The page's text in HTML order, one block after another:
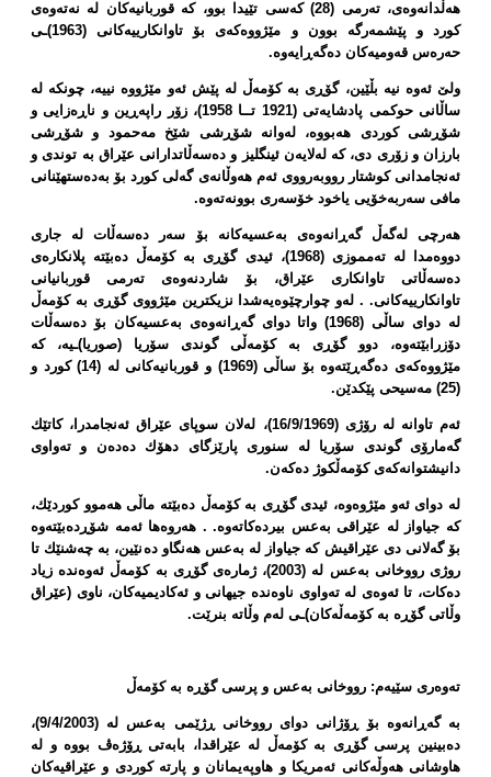
هەڵدانەوەی، تەرمی (28) كەسی تێیدا بوو، كە قوربانیەكان لە نەتەوەی
كورد و پێشمەرگە بوون و مێژووەكەی بۆ تاوانكارییەكانی (1963)ـی
حەرەس قەومیەكان دەگەڕایەوە.
ولێ‌ ئەوە نیە بڵێین، گۆڕی بە كۆمەڵ لە پێش ئەو مێژووە نییە، چونكە لە
ساڵانی حوكمی پادشایەتی (1921 تــا 1958)، زۆر راپەڕین و ناڕەزایی و
شۆڕشی كوردی هەبووە، لەوانە شۆڕشی شێخ مەحمود و شۆڕشی
بارزان و زۆری دی، كە لەلایەن ئینگلیز و دەسەڵاتدارانی عێراق بە توندی و
ئەنجامدانی كوشتار رووبەرووی ئەم هەوڵانەی گەلی كورد بۆ بەدەستهێنانی
مافی سەربەخۆیی یاخود خۆسەری بوونەتەوە.
هەرچی لەگەڵ گەڕانەوەی بەعسیەكانە بۆ سەر دەسەڵات لە جاری
دووەمدا لە تەمموزی (1968)، ئیدی گۆڕی بە كۆمەڵ دەبێتە پلانكارەی
دەسەڵاتی تاوانكاری عێراق، بۆ شاردنەوەی تەرمی قوربانیانی
تاوانكارییەكانی. . لەو چوارچێوەیەشدا نزیكترین مێژووی گۆڕی بە كۆمەڵ
لە دوای ساڵی (1968) واتا دوای گەڕانەوەی بەعسیەكان بۆ دەسەڵات
دۆزرابێتەوە، دوو گۆڕی بە كۆمەڵی گوندی سۆریا (صوریا)ـیە، كە
مێژووەكەی دەگەڕێتەوە بۆ ساڵی (1969) و قوربانیەكانی لە (14) كورد و
(25) مەسیحی پێكدێن.
ئەم تاوانە لە رۆژی (16/9/1969)، لەلان سوپای عێراق ئەنجامدرا، كاتێك
گەمارۆی گوندی سۆریا لە سنوری پارێزگای دهۆك دەدەن و تەواوی
دانیشتوانەكەی كۆمەڵكوژ دەكەن.
لە دوای ئەو مێژوەوە، ئیدی گۆڕی بە كۆمەڵ دەبێتە ماڵی هەموو كوردێك،
كە جیاواز لە عێراقی بەعس بیردەكاتەوە. . هەروەها ئەمە شۆڕدەبێتەوە
بۆ گەلانی دی عێراقیش كە جیاواز لە بەعس هەنگاو دەنێین، بە چەشنێك تا
ر‌وژی رووخانی بەعس لە (2003)، ژمارەی گۆڕی بە كۆمەڵ ئەوەندە زیاد
دەكات، تا ئەوەی لە تەواوی ناوەندە جیهانی و ئەكادیمیەكان، ناوی (عێراق
وڵاتی گۆڕە بە كۆمەڵەكان)ـی لەم وڵاتە بنرێت.
تەوەری سێیەم: رووخانی بەعس و پرسی گۆڕە بە كۆمەڵ
بە گەڕانەوە بۆ ڕۆژانی دوای رووخانی ڕژێمی بەعس لە (9/4/2003)،
دەبینین پرسی گۆڕی بە كۆمەڵ لە عێراقدا، بابەتی ڕۆژەڤ بووە و لە
هاوشانی هەوڵەكانی ئەمریكا و هاوپەیمانان و پارتە كوردی و عێراقیەكان